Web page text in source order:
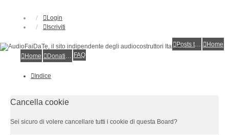
Login
Iscriviti
Posts toplist
Home
Home
Donations FAQ
Indice
Cancella cookie
Sei sicuro di volere cancellare tutti i cookie di questa Board?